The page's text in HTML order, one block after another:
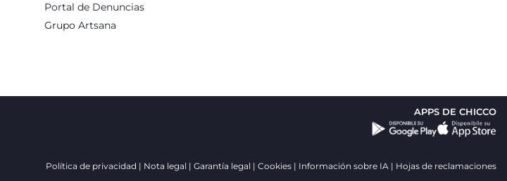
Portal de Denuncias
Grupo Artsana
APPS DE CHICCO
Política de privacidad Nota legal Garantía legal Cookies Información sobre IA Hojas de reclamaciones